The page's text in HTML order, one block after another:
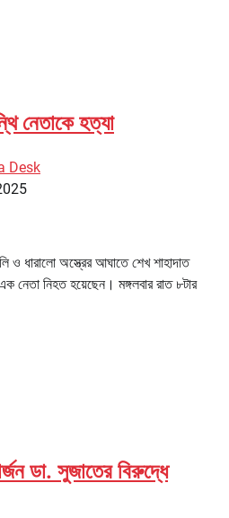
নেতাকে হত্যা
Desk
ও ধারালো অস্ত্রের আঘাতে শেখ শাহাদাত
নেতা নিহত হয়েছেন। মঙ্গলবার রাত ৮টার
ডা. সুজাতের বিরুদ্ধে